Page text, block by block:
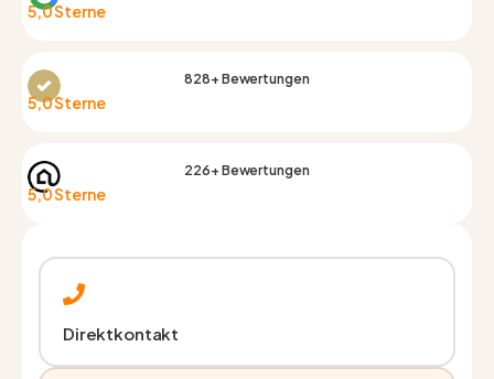
5,0 Sterne
828+ Bewertungen
5,0 Sterne
226+ Bewertungen
5,0 Sterne
Direktkontakt